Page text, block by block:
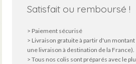
Satisfait ou remboursé !
> Paiement sécurisé
> Livraison gratuite à partir d'un montant
une livraison à destination de la France).
> Tous nos colis sont préparés avec le